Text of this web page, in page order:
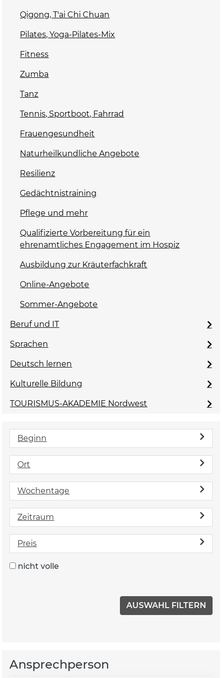
Qigong, T'ai Chi Chuan
Pilates, Yoga-Pilates-Mix
Fitness
Zumba
Tanz
Tennis, Sportboot, Fahrrad
Frauengesundheit
Naturheilkundliche Angebote
Resilienz
Gedächtnistraining
Pflege und mehr
Qualifizierte Vorbereitung für ein
ehrenamtliches Engagement im Hospiz
Ausbildung zur Kräuterfachkraft
Online-Angebote
Sommer-Angebote
Beruf und IT
Sprachen
Deutsch lernen
Kulturelle Bildung
TOURISMUS-AKADEMIE Nordwest
Beginn
Ort
Wochentage
Zeitraum
Preis
nicht volle
Ansprechperson